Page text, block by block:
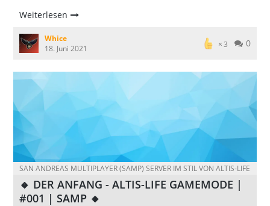
Weiterlesen
Whice
18. Juni 2021
3 0
SAN ANDREAS MULTIPLAYER (SAMP) SERVER IM STIL VON ALTIS-LIFE
🔸 DER ANFANG - ALTIS-LIFE GAMEMODE |
#001 | SAMP 🔸